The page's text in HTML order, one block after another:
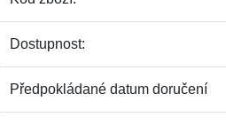
Dostupnost:
Předpokládané datum doručení